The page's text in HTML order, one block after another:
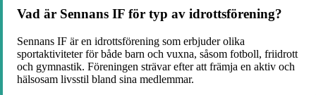
Vad är Sennans IF för typ av idrottsförening?
Sennans IF är en idrottsförening som erbjuder olika
sportaktiviteter för både barn och vuxna, såsom fotboll, friidrott
och gymnastik. Föreningen strävar efter att främja en aktiv och
hälsosam livsstil bland sina medlemmar.